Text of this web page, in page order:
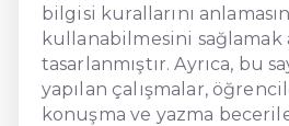
bilgisi kurallarını
kullanabilmesini sağlamak
tasarlanmıştır. Ayrıca, bu
yapılan çalışmalar,
konuşma ve yazma